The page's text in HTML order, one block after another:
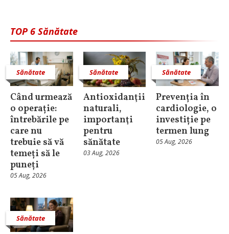
TOP 6 Sănătate
Sănătate
Când urmează
o operație:
întrebările pe
care nu
trebuie să vă
temeți să le
puneți
05 Aug, 2026
Sănătate
Antioxidanţii
naturali,
importanţi
pentru
sănătate
03 Aug, 2026
Sănătate
Prevenția în
cardiologie, o
investiție pe
termen lung
05 Aug, 2026
Sănătate